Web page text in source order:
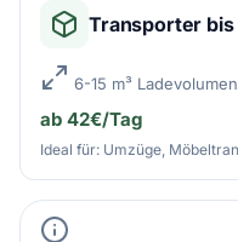
Transporter
6-15 m³ Ladevolumen
ab 42€/Tag
Ideal für: Umzüge,